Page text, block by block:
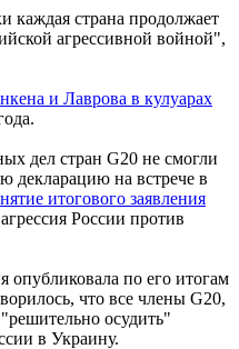
каждая страна продолжает
агрессивной войной",
и Лаврова в кулуарах
дел стран G20 не смогли
декларацию на встрече в
итогового заявления
России против
по его итогам
что все члены G20,
осудить"
в Украину.